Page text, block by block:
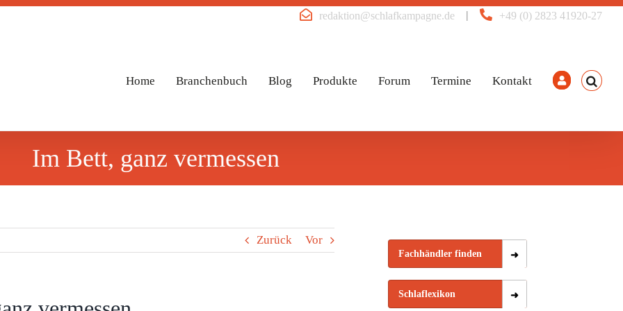
+49 (0) 2823 41920-27
|
redaktion@schlafkampagne.de
Home Branchenbuch Blog Produkte Forum Termine Kontakt
Im Bett, ganz vermessen
Zurück Vor
Fachhändler finden
Schlaflexikon